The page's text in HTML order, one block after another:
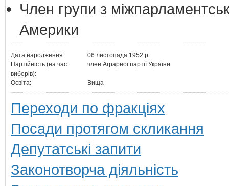
Член групи з
Америки
Дата народження:
06 листопада 1952 р.
Партійність (на час
виборів):
член Аграрної партії України
Освіта: Вища
Переходи по фракціях
Посади протягом скликання
Депутатські запити
Законотворча діяльність